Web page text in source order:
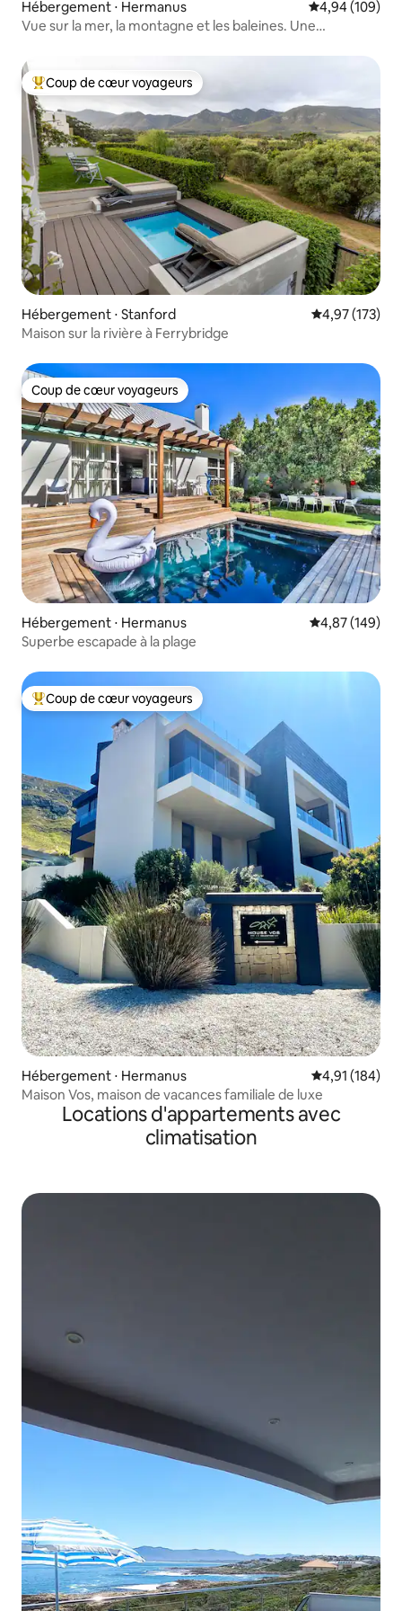
Hébergement ⋅ Hermanus Évaluation
4,94 (109)
Vue sur la mer, la montagne et les baleines. Une
Coups de cœur voyageurs les plus appréciés
Coup de cœur voyageurs
Hébergement ⋅ Stanford Évaluation
4,97 (173)
Maison sur la rivière à Ferrybridge
Coup de cœur voyageurs
Coup de cœur voyageurs
Hébergement ⋅ Hermanus Évaluation
4,87 (149)
Superbe escapade à la plage
Coups de cœur voyageurs les plus appréciés
Coup de cœur voyageurs
Hébergement ⋅ Hermanus Évaluation
4,91 (184)
Maison Vos, maison de vacances familiale de luxe
Locations d'appartements avec
climatisation